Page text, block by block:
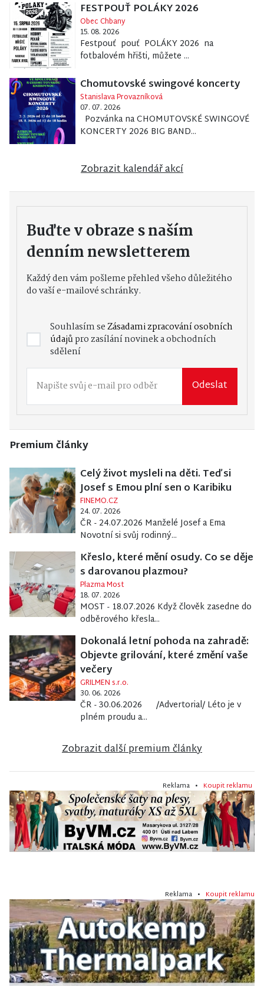
FESTPOUŤ POLÁKY 2026
Obec Chbany
15. 08. 2026
Festpouť pouť POLÁKY 2026 na
fotbalovém hřišti, můžete ...
Chomutovské swingové koncerty
Stanislava Provazníková
07. 07. 2026
Pozvánka na CHOMUTOVSKÉ SWINGOVÉ
KONCERTY 2026 BIG BAND...
Zobrazit kalendář akcí
Buďte v obraze s naším
denním newsletterem
Každý den vám pošleme přehled všeho důležitého
do vaší e-mailové schránky.
Souhlasím seZásadami zpracování osobních
údajůpro zasílání novinek a obchodních
sdělení
Odeslat
Premium články
Celý život mysleli na děti. Teď si
Josef s Emou plní sen o Karibiku
FINEMO.CZ
24. 07. 2026
ČR - 24.07.2026 Manželé Josef a Ema
Novotní si svůj rodinný...
Křeslo, které mění osudy. Co se děje
s darovanou plazmou?
Plazma Most
18. 07. 2026
MOST - 18.07.2026 Když člověk zasedne do
odběrového křesla...
Dokonalá letní pohoda na zahradě:
Objevte grilování, které změní vaše
večery
GRILMEN s.r.o.
30. 06. 2026
ČR - 30.06.2026 /Advertorial/ Léto je v
plném proudu a...
Zobrazit další premium články
Reklama • Koupit reklamu
Reklama • Koupit reklamu